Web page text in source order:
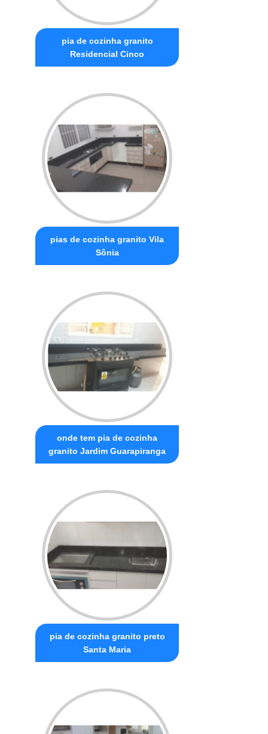
pia de cozinha granito
Residencial Cinco
pias de cozinha granito Vila
Sônia
onde tem pia de cozinha
granito Jardim Guarapiranga
pia de cozinha granito preto
Santa Maria